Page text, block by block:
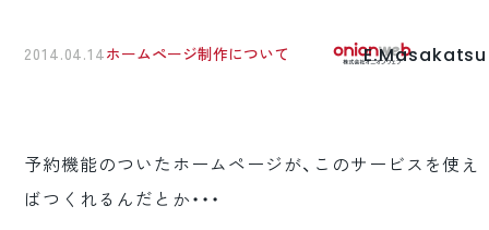
2014.04.14 ホームページ制作について E.Masakatsu
予約機能のついたホームページが、このサービスを使え
ばつくれるんだとか・・・